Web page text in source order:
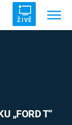
ŽIVĚ
VÁLKA
„FORD T“